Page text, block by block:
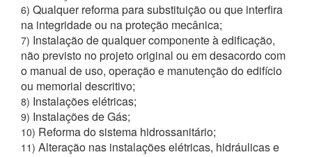
6) Qualquer reforma para substituição ou que interfira
na integridade ou na proteção mecânica;
7) Instalação de qualquer componente à edificação,
não previsto no projeto original ou em desacordo com
o manual de uso, operação e manutenção do edifício
ou memorial descritivo;
8) Instalações elétricas;
9) Instalações de Gás;
10) Reforma do sistema hidrossanitário;
11) Alteração nas instalações elétricas, hidráulicas e